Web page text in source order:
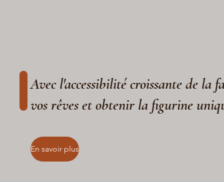
Avec l'accessibilité croissante de la
vos rêves et obtenir la figurine
En savoir plus